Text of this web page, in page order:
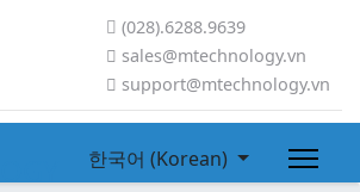
(028).6288.9639
sales@mtechnology.vn
support@mtechnology.vn
한국어 (Korean)